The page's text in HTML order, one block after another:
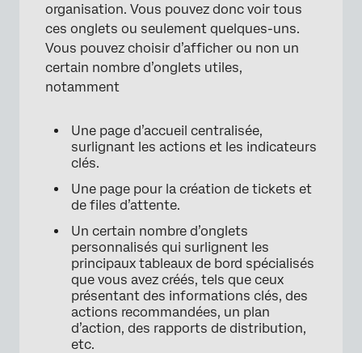
organisation. Vous pouvez donc voir tous
ces onglets ou seulement quelques-uns.
Vous pouvez choisir d’afficher ou non un
certain nombre d’onglets utiles,
notamment
Une page d’accueil centralisée,
surlignant les actions et les indicateurs
clés.
Une page pour la création de tickets et
de files d’attente.
Un certain nombre d’onglets
personnalisés qui surlignent les
principaux tableaux de bord spécialisés
que vous avez créés, tels que ceux
présentant des informations clés, des
actions recommandées, un plan
d’action, des rapports de distribution,
etc.